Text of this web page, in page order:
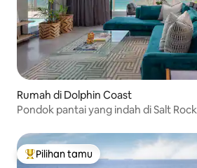
Rumah di Dolphin Coast
Pondok pantai yang indah di Salt Rock
Pilihan tamu terpopuler
Pilihan tamu